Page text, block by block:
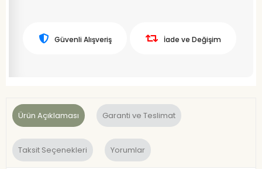
Güvenli Alışveriş İade ve Değişim
Ürün Açıklaması Garanti ve Teslimat
Taksit Seçenekleri Yorumlar